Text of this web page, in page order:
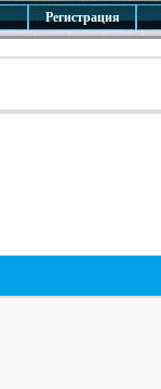
Регистрация